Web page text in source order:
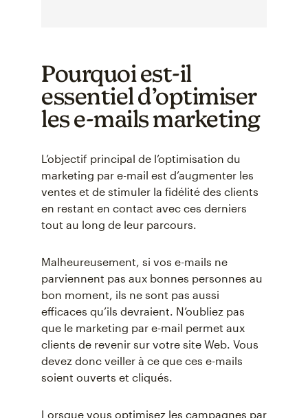
Pourquoi est-il
essentiel d’optimiser
les e-mails marketing
L’objectif principal de l’optimisation du
marketing par e-mail est d’augmenter les
ventes et de stimuler la fidélité des clients
en restant en contact avec ces derniers
tout au long de leur parcours.
Malheureusement, si vos e-mails ne
parviennent pas aux bonnes personnes au
bon moment, ils ne sont pas aussi
efficaces qu’ils devraient. N’oubliez pas
que le marketing par e-mail permet aux
clients de revenir sur votre site Web. Vous
devez donc veiller à ce que ces e-mails
soient ouverts et cliqués.
Lorsque vous optimisez les campagnes par